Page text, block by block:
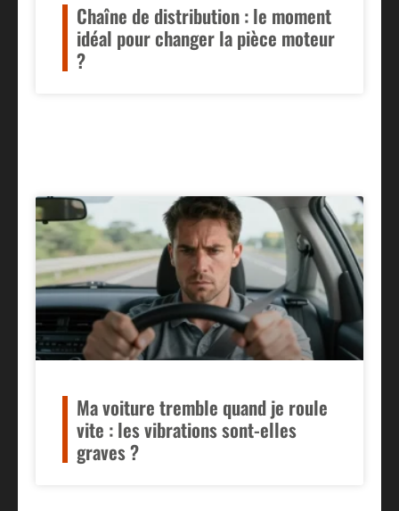
Chaîne de distribution : le moment
idéal pour changer la pièce moteur
?
Ma voiture tremble quand je roule
vite : les vibrations sont-elles
graves ?